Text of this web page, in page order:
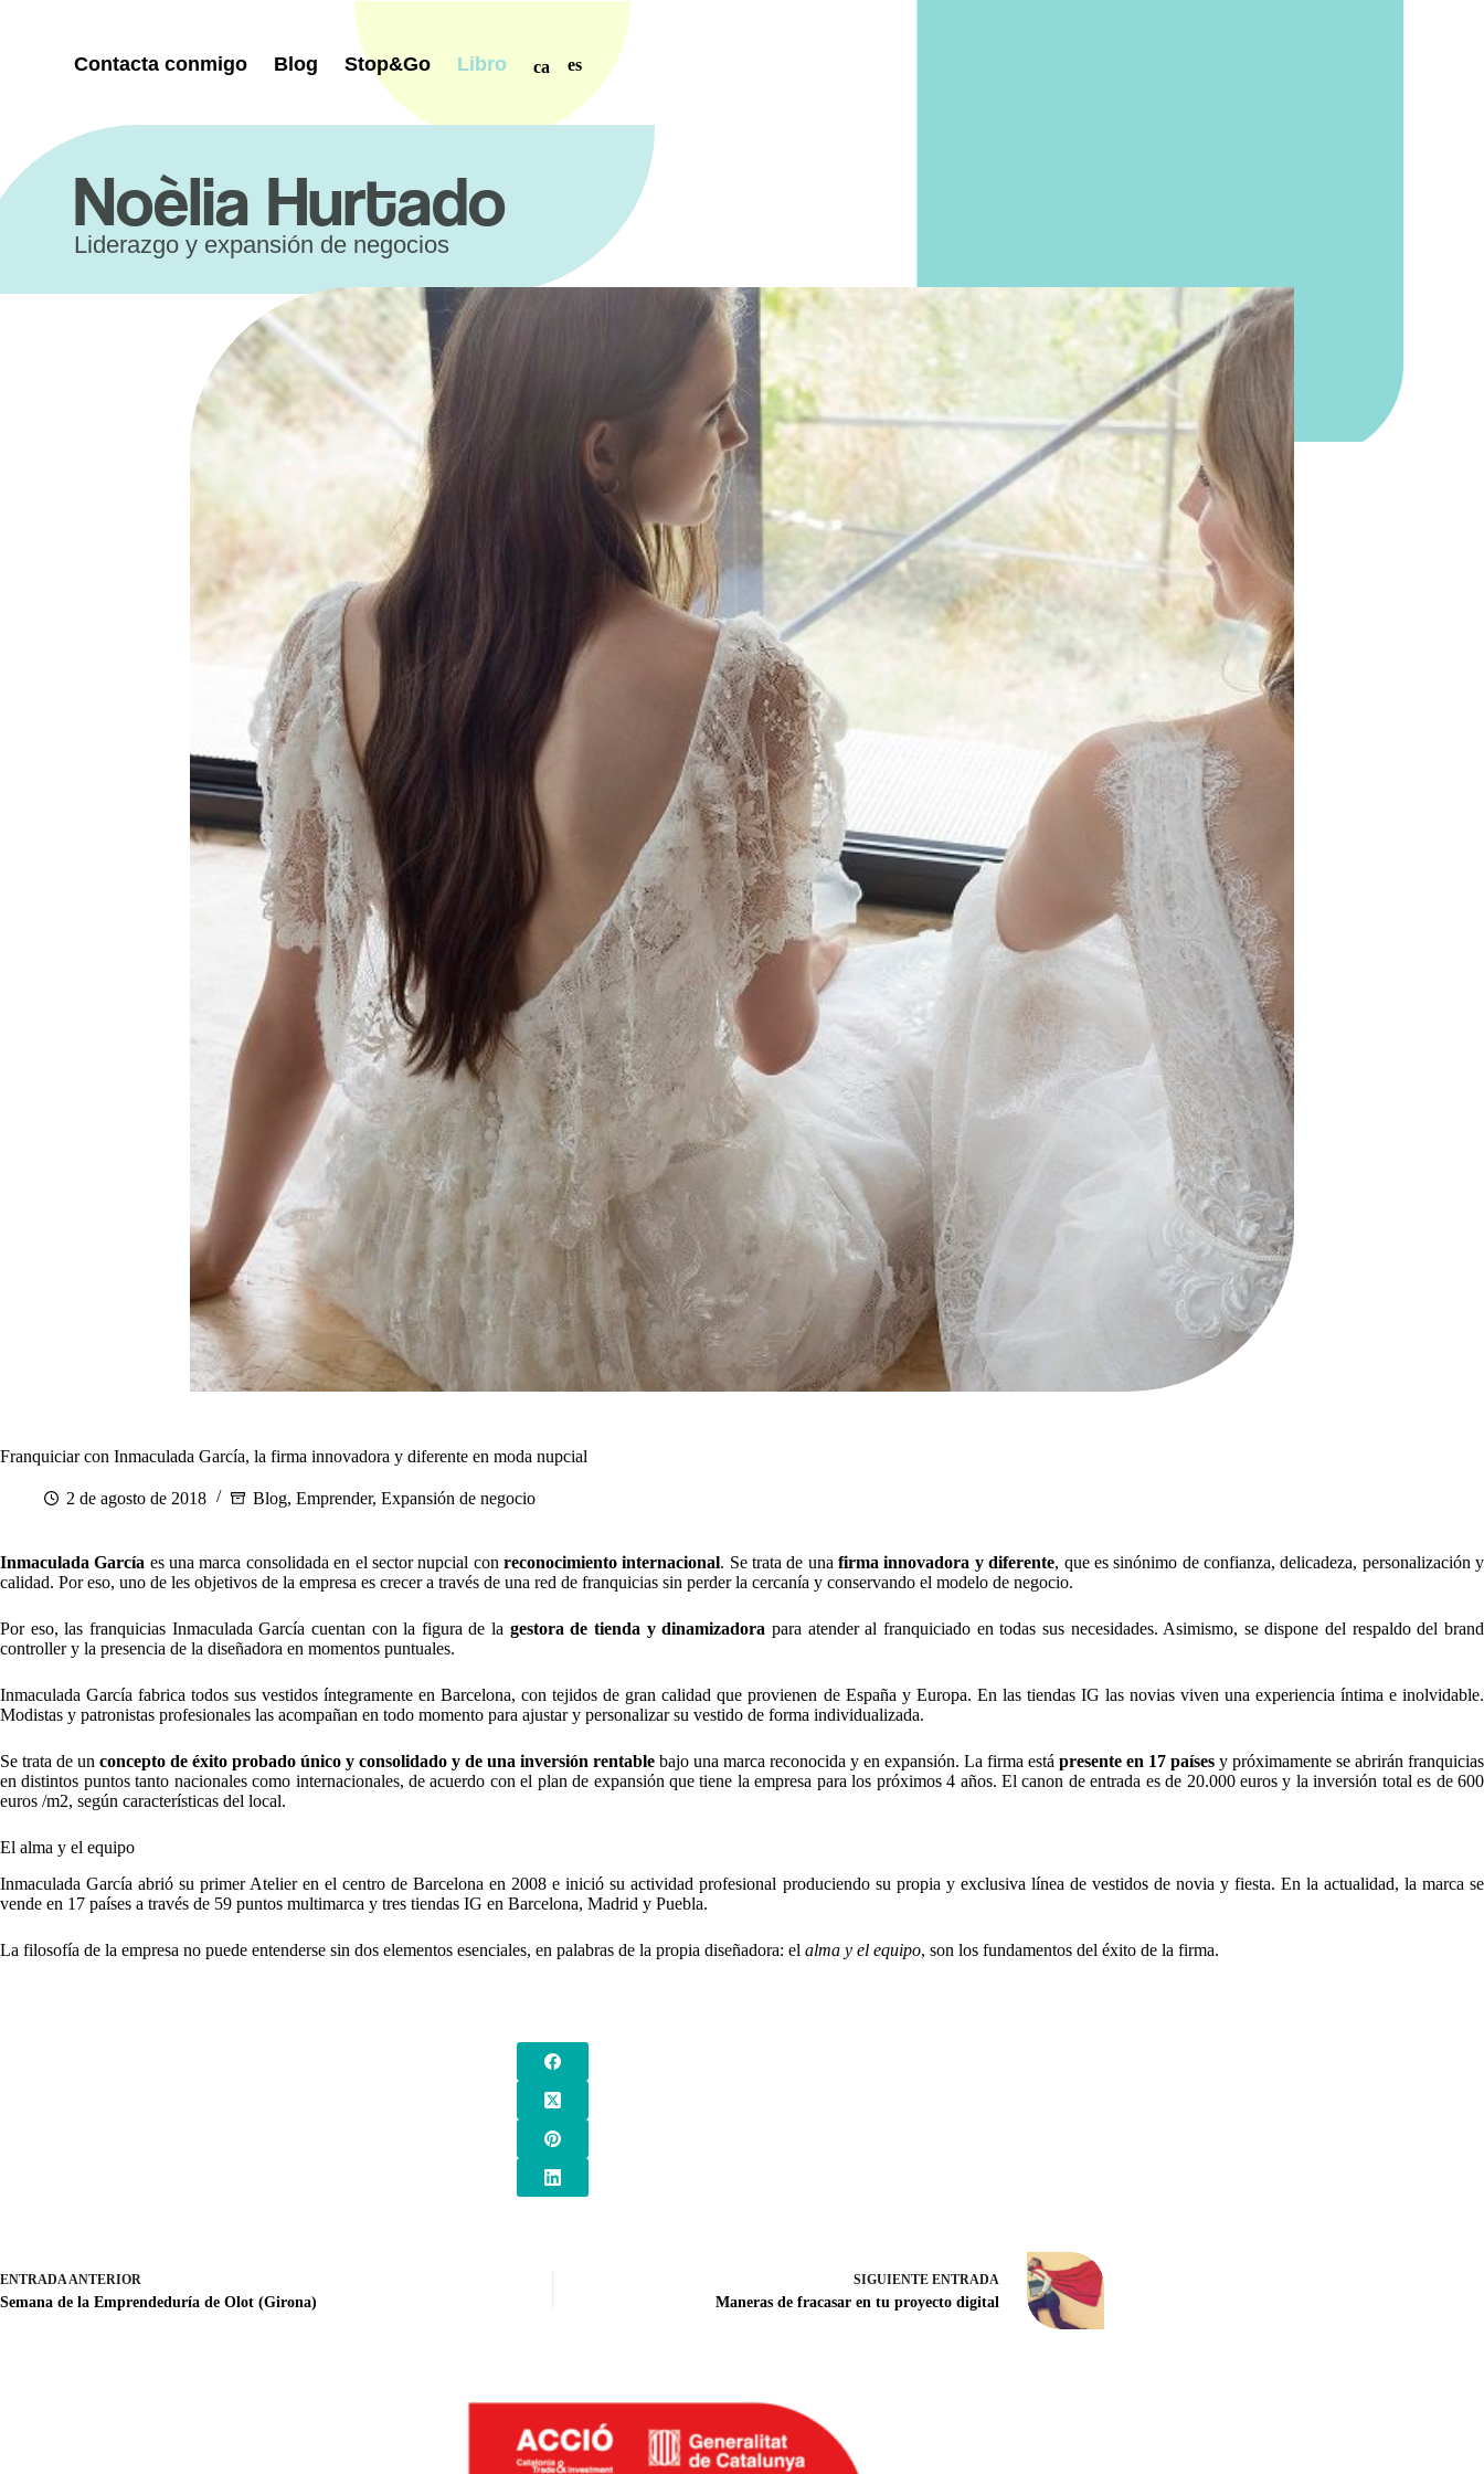
Contacta conmigo Blog Stop&Go Libro ca es
Noèlia Hurtado
Liderazgo y expansión de negocios
Franquiciar con Inmaculada García, la firma innovadora y diferente en moda nupcial
2 de agosto de 2018 Blog, Emprender, Expansión de negocio
Inmaculada García es una marca consolidada en el sector nupcial con reconocimiento internacional. Se trata de unafirma innovadora y diferente, que es sinónimo de confianza, delicadeza, personalización y
calidad. Por eso, uno de les objetivos de la empresa es crecer a través de una red de franquicias sin perder la cercanía y conservando el modelo de negocio.
Por eso, las franquicias Inmaculada García cuentan con la figura de la gestora de tienda y dinamizadora para atender al franquiciado en todas sus necesidades. Asimismo, se dispone del respaldo del brand
controller y la presencia de la diseñadora en momentos puntuales.
Inmaculada García fabrica todos sus vestidos íntegramente en Barcelona, con tejidos de gran calidad que provienen de España y Europa. En las tiendas IG las novias viven una experiencia íntima e inolvidable.
Modistas y patronistas profesionales las acompañan en todo momento para ajustar y personalizar su vestido de forma individualizada.
Se trata de un concepto de éxito probado único y consolidado y de una inversión rentable bajo una marca reconocida y en expansión. La firma está presente en 17 países y próximamente se abrirán franquicias
en distintos puntos tanto nacionales como internacionales, de acuerdo con el plan de expansión que tiene la empresa para los próximos 4 años. El canon de entrada es de 20.000 euros y la inversión total es de 600
euros /m2, según características del local.
El alma y el equipo
Inmaculada García abrió su primer Atelier en el centro de Barcelona en 2008 e inició su actividad profesional produciendo su propia y exclusiva línea de vestidos de novia y fiesta. En la actualidad, la marca se
vende en 17 países a través de 59 puntos multimarca y tres tiendas IG en Barcelona, Madrid y Puebla.
La filosofía de la empresa no puede entenderse sin dos elementos esenciales, en palabras de la propia diseñadora: el alma y el equipo, son los fundamentos del éxito de la firma.
ENTRADAANTERIOR
Semana de la Emprendeduría de Olot (Girona)
SIGUIENTE ENTRADA
Maneras de fracasar en tu proyecto digital